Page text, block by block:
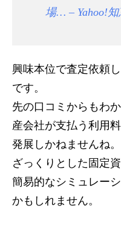
場… – Yahoo!
興味本位で査定依頼
です。
先の口コミからもわ
産会社が支払う利用
発展しかねませんね。
ざっくりとした固定
簡易的なシミュレー
かもしれません。